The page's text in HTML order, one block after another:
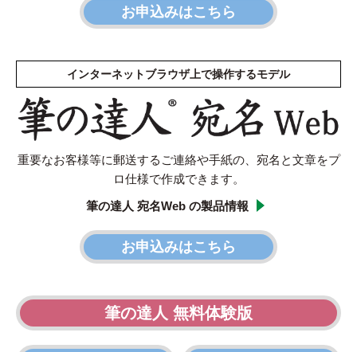
お申込みはこちら
インターネットブラウザ上で操作するモデル
重要なお客様等に郵送するご連絡や手紙の、 宛名と文章をプ
ロ仕様で作成できます。
筆の達人 宛名Web の製品情報
お申込みはこちら
筆の達人 無料体験版